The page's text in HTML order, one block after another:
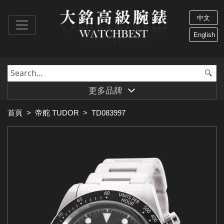
中文
English
更多品牌
首頁 > 帝舵 TUDOR > TD083997